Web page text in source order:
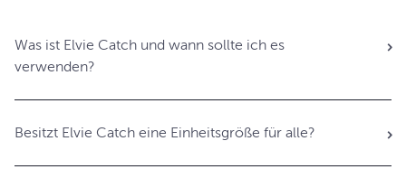
Was ist Elvie Catch und wann sollte ich es
verwenden?
Besitzt Elvie Catch eine Einheitsgröße für alle?